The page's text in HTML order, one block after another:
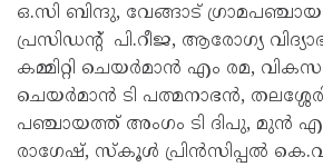
ഒ.സി ബിന്ദു, വേങ്ങാട്
പ്രസിഡന്റ് പി.റീജ, ആരോഗ്യ
കമ്മിറ്റി ചെയർമാൻ എം രമ, വികസന
ചെയർമാൻ ടി പത്മനാഭൻ,
പഞ്ചായത്ത് അംഗം ടി ദിപു, മുൻ
രാഗേഷ്, സ്‌കൂൾ പ്രിൻസിപ്പൽ